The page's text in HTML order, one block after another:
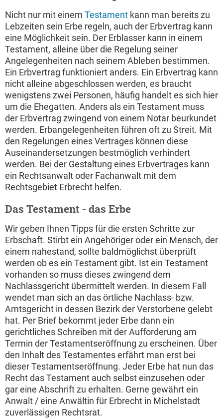
Nicht nur mit einem Testament kann man bereits zu
Lebzeiten sein Erbe regeln, auch der Erbvertrag kann
eine Möglichkeit sein. Der Erblasser kann in einem
Testament, alleine über die Regelung seiner
Angelegenheiten nach seinem Ableben bestimmen.
Ein Erbvertrag funktioniert anders. Ein Erbvertrag kann
nicht alleine abgeschlossen werden, es braucht
wenigstens zwei Personen, häufig handelt es sich hier
um die Ehegatten. Anders als ein Testament muss
der Erbvertrag zwingend von einem Notar beurkundet
werden. Erbangelegenheiten führen oft zu Streit. Mit
den Regelungen eines Vertrages können diese
Auseinandersetzungen bestmöglich verhindert
werden. Bei der Gestaltung eines Erbvertrages kann
ein Rechtsanwalt oder Fachanwalt mit dem
Rechtsgebiet Erbrecht helfen.
Das Testament - das Erbe
Wir geben Ihnen Tipps für die ersten Schritte zur
Erbschaft. Stirbt ein Angehöriger oder ein Mensch, der
einem nahestand, sollte baldmöglichst überprüft
werden ob es ein Testament gibt. Ist ein Testament
vorhanden so muss dieses zwingend dem
Nachlassgericht übermittelt werden. In diesem Fall
wendet man sich an das örtliche Nachlass- bzw.
Amtsgericht in dessen Bezirk der Verstorbene gelebt
hat. Per Brief bekommt jeder Erbe dann ein
gerichtliches Schreiben mit der Aufforderung am
Termin der Testamentseröffnung zu erscheinen. Über
den Inhalt des Testamentes erfährt man erst bei
dieser Testamentseröffnung. Jeder Erbe hat nun das
Recht das Testament auch selbst einzusehen oder
gar eine Abschrift zu erhalten. Gerne gewährt ein
Anwalt / eine Anwältin für Erbrecht in Michelstadt
zuverlässigen Rechtsrat.